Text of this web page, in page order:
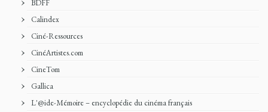
BDFF
Calindex
Ciné-Ressources
CinéArtistes.com
CineTom
Gallica
L'@ide-Mémoire – encyclopédie du cinéma français